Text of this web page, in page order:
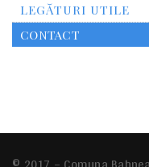
LEGĂTURI UTILE
CONTACT